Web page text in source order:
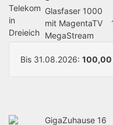
Telekom
in
Dreieich
Glasfaser 1000
mit MagentaTV
MegaStream
Bis 31.08.2026: 100,00
GigaZuhause 16